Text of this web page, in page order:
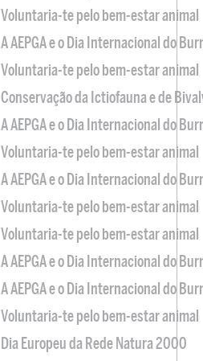
Voluntaria-te pelo bem-estar animal
A AEPGA e o Dia Internacional do
Voluntaria-te pelo bem-estar animal
Conservação da Ictiofauna e de
A AEPGA e o Dia Internacional do
Voluntaria-te pelo bem-estar animal
A AEPGA e o Dia Internacional do
Voluntaria-te pelo bem-estar animal
Voluntaria-te pelo bem-estar animal
A AEPGA e o Dia Internacional do
A AEPGA e o Dia Internacional do
Voluntaria-te pelo bem-estar animal
Dia Europeu da Rede Natura 2000